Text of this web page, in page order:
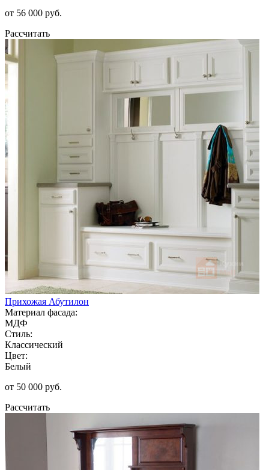
от 56 000 руб.
Рассчитать
Прихожая Абутилон
Материал фасада:
МДФ
Стиль:
Классический
Цвет:
Белый
от 50 000 руб.
Рассчитать